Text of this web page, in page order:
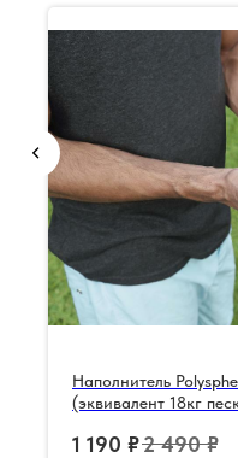
Наполнитель
(эквивалент 18кг
1 190 ₽2 490 ₽